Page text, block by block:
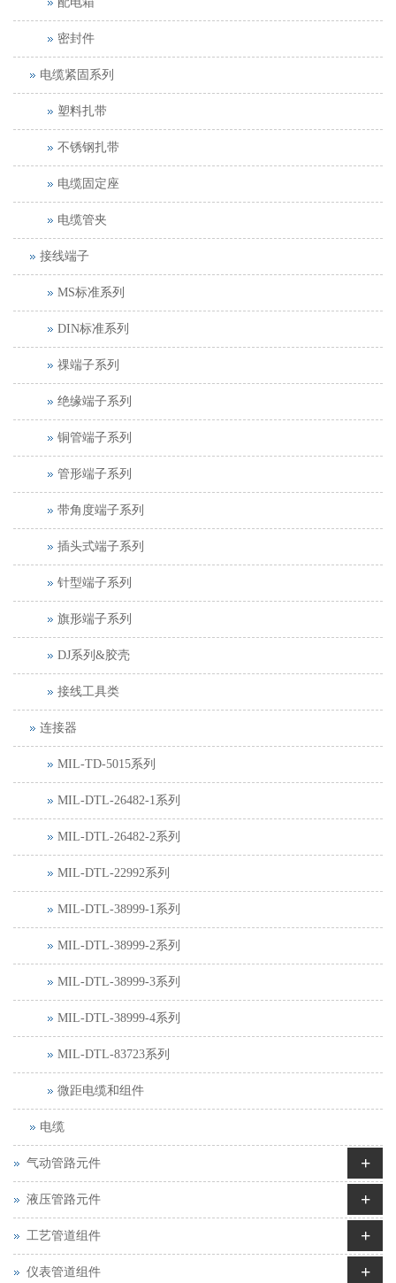
密封件
电缆紧固系列
塑料扎带
不锈钢扎带
电缆固定座
电缆管夹
接线端子
MS标准系列
DIN标准系列
祼端子系列
绝缘端子系列
铜管端子系列
管形端子系列
带角度端子系列
插头式端子系列
针型端子系列
旗形端子系列
DJ系列&胶壳
接线工具类
连接器
MIL-TD-5015系列
MIL-DTL-26482-1系列
MIL-DTL-26482-2系列
MIL-DTL-22992系列
MIL-DTL-38999-1系列
MIL-DTL-38999-2系列
MIL-DTL-38999-3系列
MIL-DTL-38999-4系列
MIL-DTL-83723系列
微距电缆和组件
电缆
气动管路元件 +
液压管路元件 +
工艺管道组件 +
仪表管道组件 +